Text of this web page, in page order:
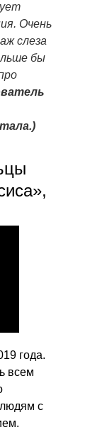
Очень
слеза
бы
года.
всем
с